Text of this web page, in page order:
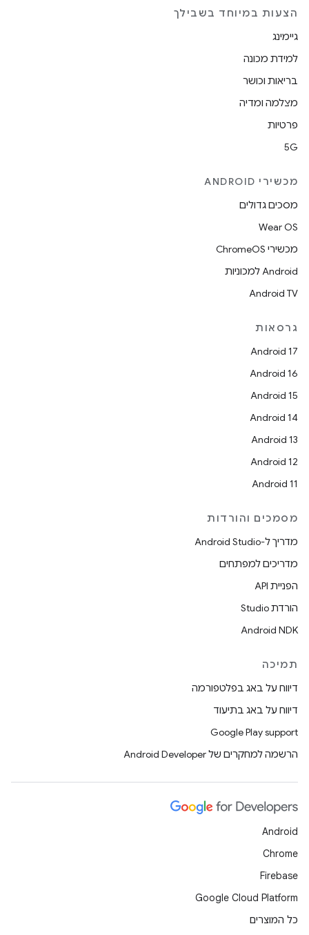
הצעות במיוחד בשבילך
גיימינג
למידת מכונה
בריאות וכושר
מצלמה ומדיה
פרטיות
5G
מכשירי ANDROID
מסכים גדולים
Wear OS
מכשירי ChromeOS
Android למכוניות
Android TV
גרסאות
Android 17
Android 16
Android 15
Android 14
Android 13
Android 12
Android 11
מסמכים והורדות
מדריך ל-Android Studio
מדריכים למפתחים
הפניית API
הורדת Studio
Android NDK
תמיכה
דיווח על באג בפלטפורמה
דיווח על באג בתיעוד
Google Play support
הרשמה למחקרים של Android Developer
Android
Chrome
Firebase
Google Cloud Platform
כל המוצרים